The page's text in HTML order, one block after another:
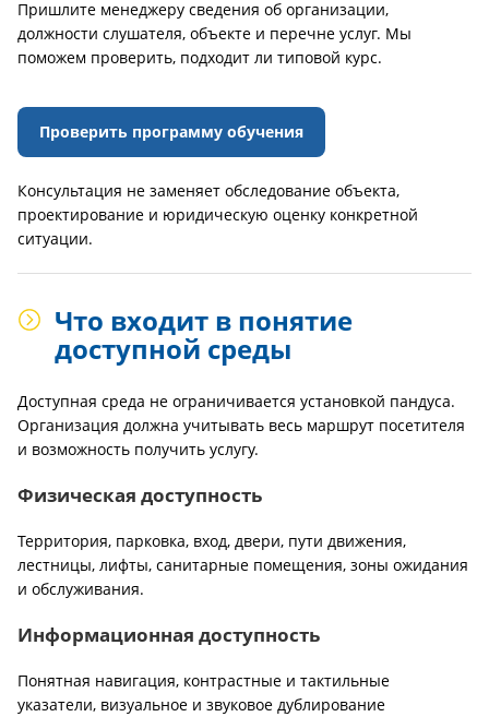
Пришлите менеджеру сведения об организации,
должности слушателя, объекте и перечне услуг. Мы
поможем проверить, подходит ли типовой курс.
Проверить программу обучения
Консультация не заменяет обследование объекта,
проектирование и юридическую оценку конкретной
ситуации.
Что входит в понятие
доступной среды
Доступная среда не ограничивается установкой пандуса.
Организация должна учитывать весь маршрут посетителя
и возможность получить услугу.
Физическая доступность
Территория, парковка, вход, двери, пути движения,
лестницы, лифты, санитарные помещения, зоны ожидания
и обслуживания.
Информационная доступность
Понятная навигация, контрастные и тактильные
указатели, визуальное и звуковое дублирование